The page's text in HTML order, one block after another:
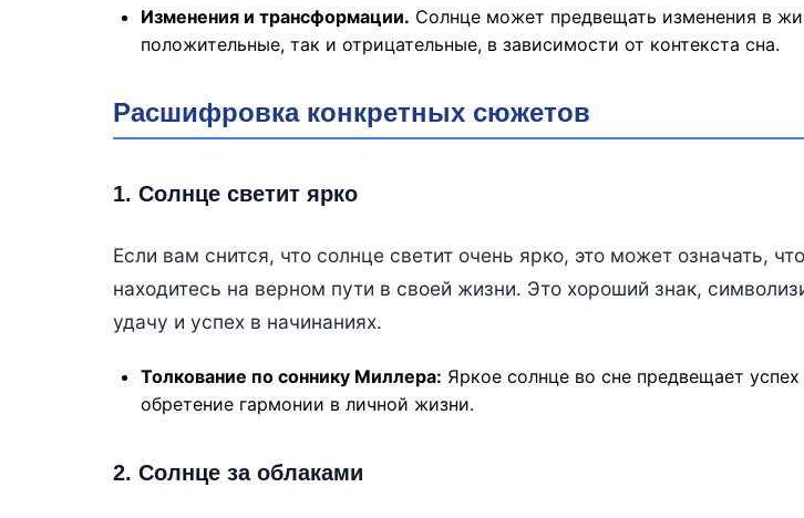
Изменения и трансформации. Солнце может предвещать изменения в
положительные, так и отрицательные, в зависимости от контекста сна.
Расшифровка конкретных сюжетов
1. Солнце светит ярко
Если вам снится, что солнце светит очень ярко, это может означать,
находитесь на верном пути в своей жизни. Это хороший знак,
удачу и успех в начинаниях.
Толкование по соннику Миллера: Яркое солнце во сне предвещает успех
обретение гармонии в личной жизни.
2. Солнце за облаками